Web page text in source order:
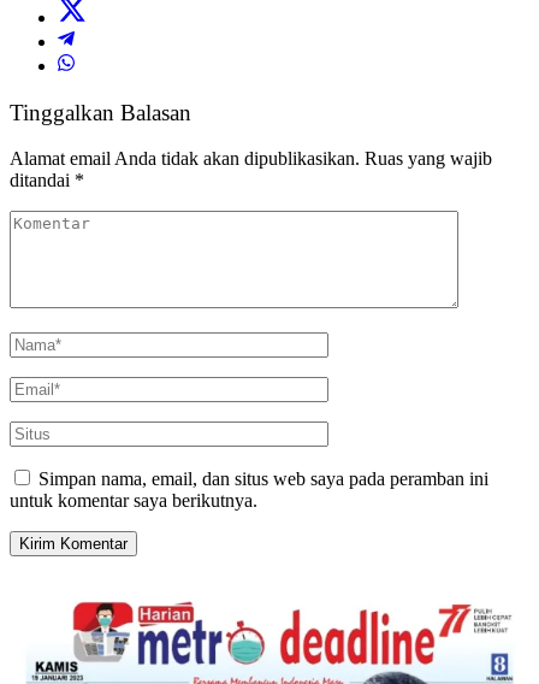
Tinggalkan Balasan
Alamat email Anda tidak akan dipublikasikan. Ruas yang wajib
ditandai *
Simpan nama, email, dan situs web saya pada peramban ini
untuk komentar saya berikutnya.